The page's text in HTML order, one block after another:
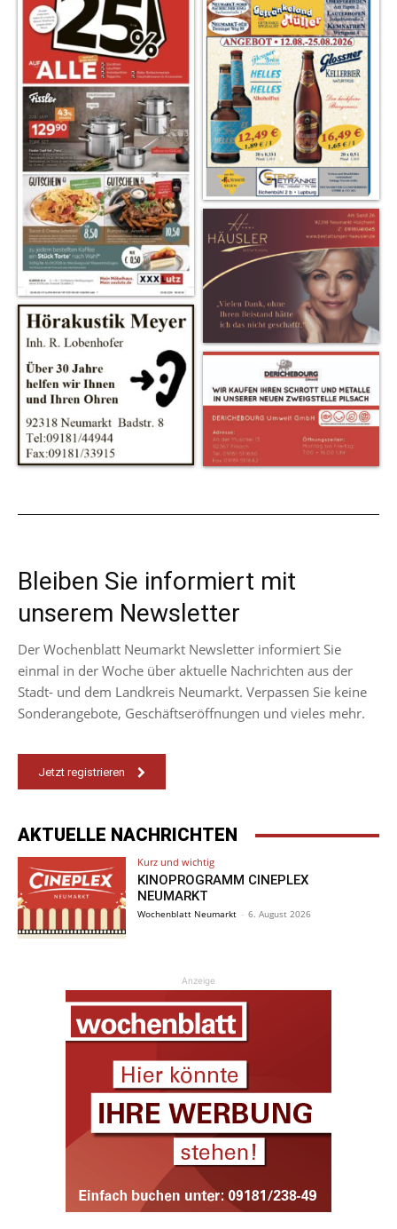
Bleiben Sie informiert mit
unserem Newsletter
Der Wochenblatt Neumarkt Newsletter informiert Sie
einmal in der Woche über aktuelle Nachrichten aus der
Stadt- und dem Landkreis Neumarkt. Verpassen Sie keine
Sonderangebote, Geschäftseröffnungen und vieles mehr.
Jetzt registrieren
AKTUELLE NACHRICHTEN
Kurz und wichtig
KINOPROGRAMM CINEPLEX
NEUMARKT
Wochenblatt Neumarkt - 6. August 2026
Anzeige